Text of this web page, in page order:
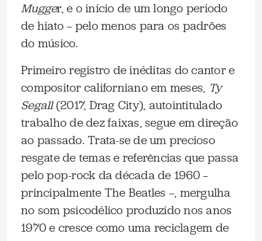
Mugger, e o início de um longo período
de hiato — pelo menos para os padrões
do músico.
Primeiro registro de inéditas do cantor e
compositor californiano em meses, Ty
Segall(2017, Drag City), autointitulado
trabalho de dez faixas, segue em direção
ao passado. Trata-se de um precioso
resgate de temas e referências que passa
pelo pop-rock da década de 1960 —
principalmente The Beatles —, mergulha
no som psicodélico produzido nos anos
1970 e cresce como uma reciclagem de